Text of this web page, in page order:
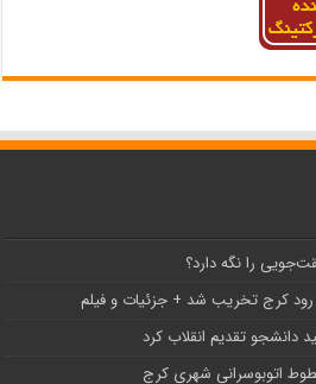
را نگه دارد؟
کرج تخریب شد + جزئیات و فیلم